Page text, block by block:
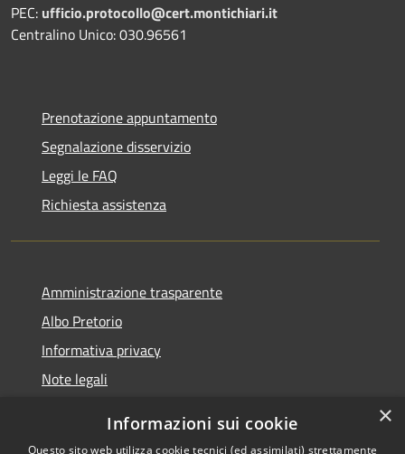
PEC: ufficio.protocollo@cert.montichiari.it
Centralino Unico: 030.96561
Prenotazione appuntamento
Segnalazione disservizio
Leggi le FAQ
Richiesta assistenza
Amministrazione trasparente
Albo Pretorio
Informativa privacy
Note legali
Whisteblowing
×
Informazioni sui cookie
Questo sito web utilizza cookie tecnici (ed assimilati) strettamente